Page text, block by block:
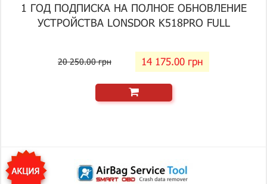
1 ГОД ПОДПИСКА НА ПОЛНОЕ ОБНОВЛЕНИЕ
УСТРОЙСТВА LONSDOR K518PRO FULL
20 250.00 грн 14 175.00 грн